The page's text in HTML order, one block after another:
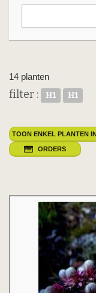
14 planten
filter : H1 H1
TOON ENKEL PLANTEN
ORDERS